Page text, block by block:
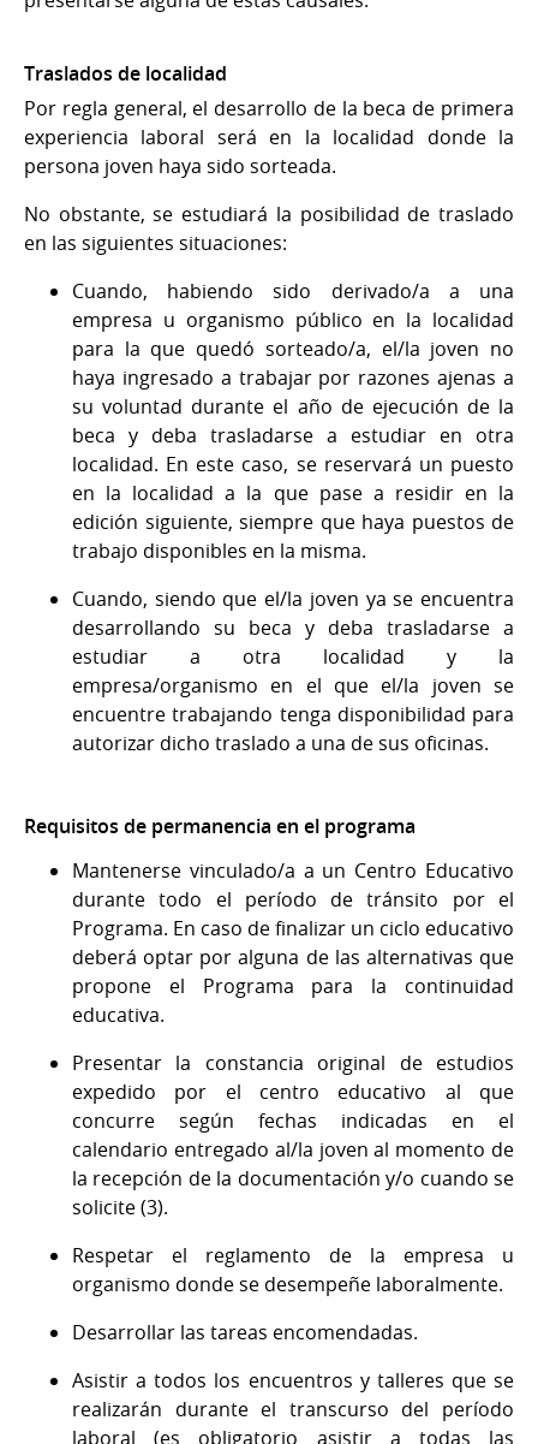
Traslados de localidad
Por regla general, el desarrollo de la beca de primera
experiencia laboral será en la localidad donde la
persona joven haya sido sorteada.
No obstante, se estudiará la posibilidad de traslado
en las siguientes situaciones:
Cuando, habiendo sido derivado/a a una
empresa u organismo público en la localidad
para la que quedó sorteado/a, el/la joven no
haya ingresado a trabajar por razones ajenas a
su voluntad durante el año de ejecución de la
beca y deba trasladarse a estudiar en otra
localidad. En este caso, se reservará un puesto
en la localidad a la que pase a residir en la
edición siguiente, siempre que haya puestos de
trabajo disponibles en la misma.
Cuando, siendo que el/la joven ya se encuentra
desarrollando su beca y deba trasladarse a
estudiar a otra localidad y la
empresa/organismo en el que el/la joven se
encuentre trabajando tenga disponibilidad para
autorizar dicho traslado a una de sus oficinas.
Requisitos de permanencia en el programa
Mantenerse vinculado/a a un Centro Educativo
durante todo el período de tránsito por el
Programa. En caso de finalizar un ciclo educativo
deberá optar por alguna de las alternativas que
propone el Programa para la continuidad
educativa.
Presentar la constancia original de estudios
expedido por el centro educativo al que
concurre según fechas indicadas en el
calendario entregado al/la joven al momento de
la recepción de la documentación y/o cuando se
solicite (3).
Respetar el reglamento de la empresa u
organismo donde se desempeñe laboralmente.
Desarrollar las tareas encomendadas.
Asistir a todos los encuentros y talleres que se
realizarán durante el transcurso del período
laboral (es obligatorio asistir a todas las